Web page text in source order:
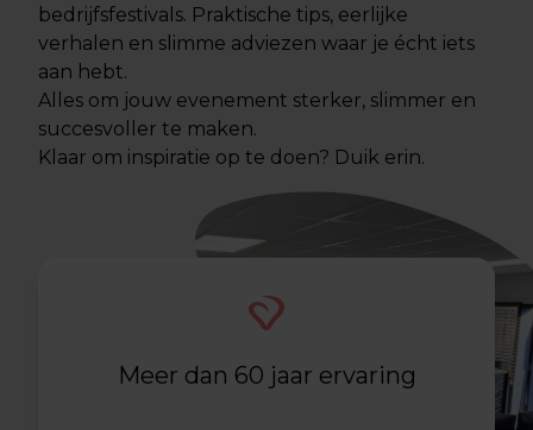
bedrijfsfestivals. Praktische tips, eerlijke
verhalen en slimme adviezen waar je écht iets
aan hebt.
Alles om jouw evenement sterker, slimmer en
succesvoller te maken.
Klaar om inspiratie op te doen? Duik erin.
Meer dan 60 jaar ervaring